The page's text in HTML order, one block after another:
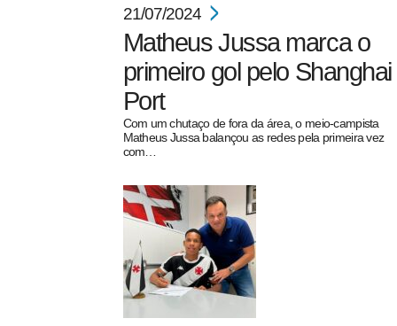
21/07/2024
Matheus Jussa marca o
primeiro gol pelo Shanghai
Port
Com um chutaço de fora da área, o meio-campista
Matheus Jussa balançou as redes pela primeira vez
com…